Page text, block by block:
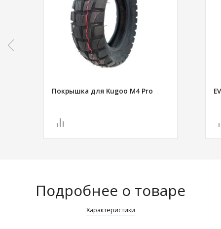
Покрышка для Kugoo M4 Pro
Подробнее о товаре
Характеристики